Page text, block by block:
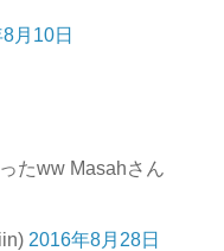
月10日
たww Masahさん
2016年8月28日